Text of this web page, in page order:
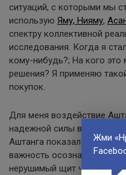
ситуаций, с которыми мы
использую Яму, Нияму,
спектру коллективной
исследования. Когда я
кому-нибудь?; На кого
решения? Я применяю
покупок.
Для меня воздействие
надежной силы воли. С их
Аштанга показала мне
важность осознанности,
нерушимый щит чести, а
Жми